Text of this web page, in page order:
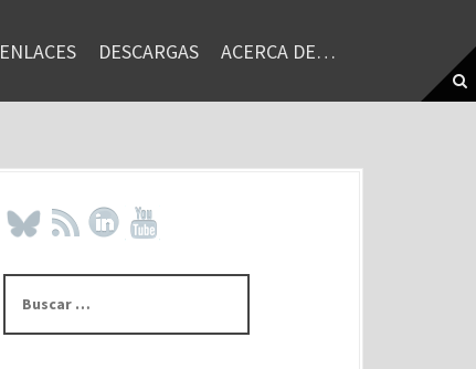
ENLACES DESCARGAS ACERCA DE…
s